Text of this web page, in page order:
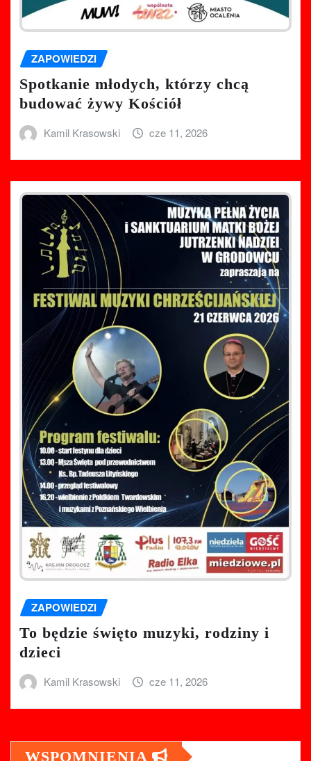
ZAPOWIEDZI
Spotkanie młodych, którzy chcą
budować żywy Kościół
Kamil Krasowski cze 11, 2026
ZAPOWIEDZI
To będzie święto muzyki, rodziny i
dzieci
Kamil Krasowski cze 11, 2026
WSPOMNIENIA